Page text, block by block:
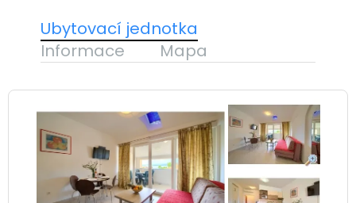
Ubytovací jednotka
Informace
Mapa